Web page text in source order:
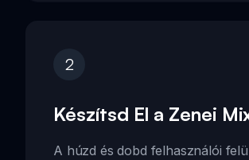
2
Készítsd El a Zenei
A húzd és dobd felhasználói